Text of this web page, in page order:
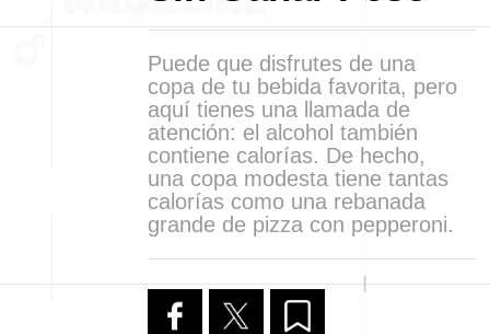
Puede que disfrutes de una
copa de tu bebida favorita, pero
aquí tienes una llamada de
atención: el alcohol también
contiene calorías. De hecho,
una copa modesta tiene tantas
calorías como una rebanada
grande de pizza con pepperoni.